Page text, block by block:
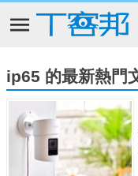
ip65 的最新熱門